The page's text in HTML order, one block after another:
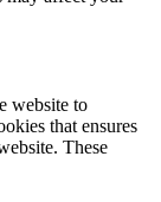
website to
that ensures
These